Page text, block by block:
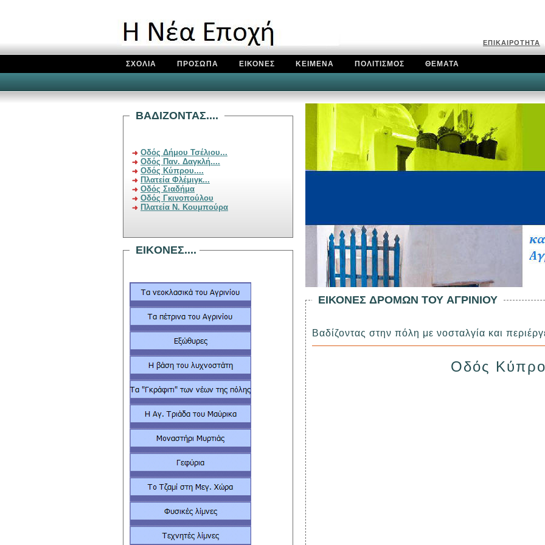
ΕΠΙΚΑΙΡΟΤΗΤΑ
ΣΧΟΛΙΑ ΠΡΟΣΩΠΑ ΕΙΚΟΝΕΣ ΚΕΙΜΕΝΑ ΠΟΛΙΤΙΣΜΟΣ ΘΕΜΑΤΑ
ΕΙΚΟΝΕΣ ΔΡΟΜΩΝ ΤΟΥ ΑΓΡΙΝΙΟΥ
Βαδίζοντας στην πόλη με νοσταλγία και
Οδός
BAΔIZONTAΣ....
Οδός Δήμου Τσέλιου...
Οδός Παν. Δαγκλή....
Οδός Κύπρου....
Πλατεία Φλέμιγκ...
Οδός Σιαδήμα
Οδός Γκινοπούλου
Πλατεία Ν. Κουμπούρα
EIKONEΣ....